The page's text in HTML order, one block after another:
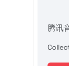
腾讯